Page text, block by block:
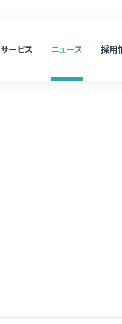
サービス ニュース 採用